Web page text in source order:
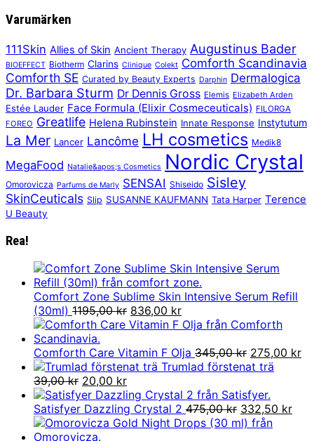
Varumärken
111Skin Allies of Skin Ancient Therapy Augustinus Bader
BIOEFFECT Biotherm Clarins Clinique Colekt Comforth Scandinavia
Comforth SE Curated by Beauty Experts Darphin Dermalogica
Dr. Barbara Sturm Dr Dennis Gross Elemis Elizabeth Arden
Estée Lauder Face Formula (Elixir Cosmeceuticals) FILORGA
FOREO Greatlife Helena Rubinstein Innate Response Instytutum
La Mer Lancer Lancôme LH cosmetics Medik8
MegaFood Natalie&apos;s Cosmetics Nordic Crystal
Omorovicza Parfums de Marly SENSAI Shiseido Sisley
SkinCeuticals Slip SUSANNE KAUFMANN Tata Harper Terence
U Beauty
Rea!
Comfort Zone Sublime Skin Intensive Serum Refill
(30ml) 1195,00kr Det
ursprungliga
var:
1195,00 kr.
836,00 krDet
nuvarande
är:
836,00 kr.
Comforth Care Vitamin F Olja 345,00kr Det
var:
345,00 kr.
275,00 kr
Trumlad förstenat trä
39,00kr Det
ursprungliga
priset
var:
39,00 kr.
20,00 krDet
nuvarande
priset
är:
Satisfyer Dazzling Crystal 2 475,00kr Det
ursprungliga
332,50 krDet